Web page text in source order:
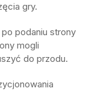
gry.
po podaniu strony
mogli
do przodu.